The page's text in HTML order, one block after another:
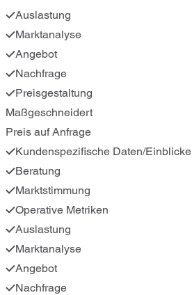
Auslastung
Marktanalyse
Angebot
Nachfrage
Preisgestaltung
Maßgeschneidert
Preis auf Anfrage
Kundenspezifische Daten/Einblicke
Beratung
Marktstimmung
Operative Metriken
Auslastung
Marktanalyse
Angebot
Nachfrage